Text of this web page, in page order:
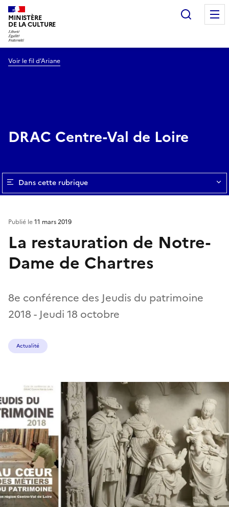
MINISTÈRE
DE LA CULTURE
Voir le fil d’Ariane
DRAC Centre-Val de Loire
Dans cette rubrique
La restauration de Notre-
Dame de Chartres
8e conférence des Jeudis du patrimoine
2018 - Jeudi 18 octobre
Publié le11 mars 2019
Actualité